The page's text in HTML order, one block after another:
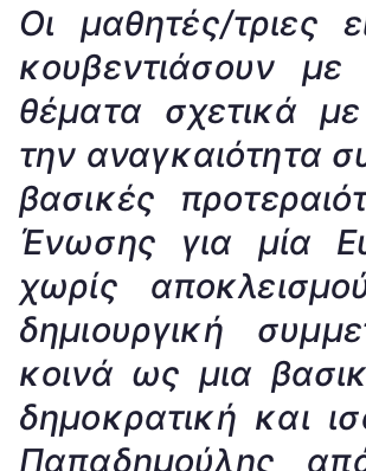
Οι μαθητές/τριες
κουβεντιάσουν
θέματα σχετικά
την αναγκαιότητα
βασικές
Ένωσης για μία
χωρίς
δημιουργική
κοινά ως μια
δημοκρατική και
Παπαδημούλης